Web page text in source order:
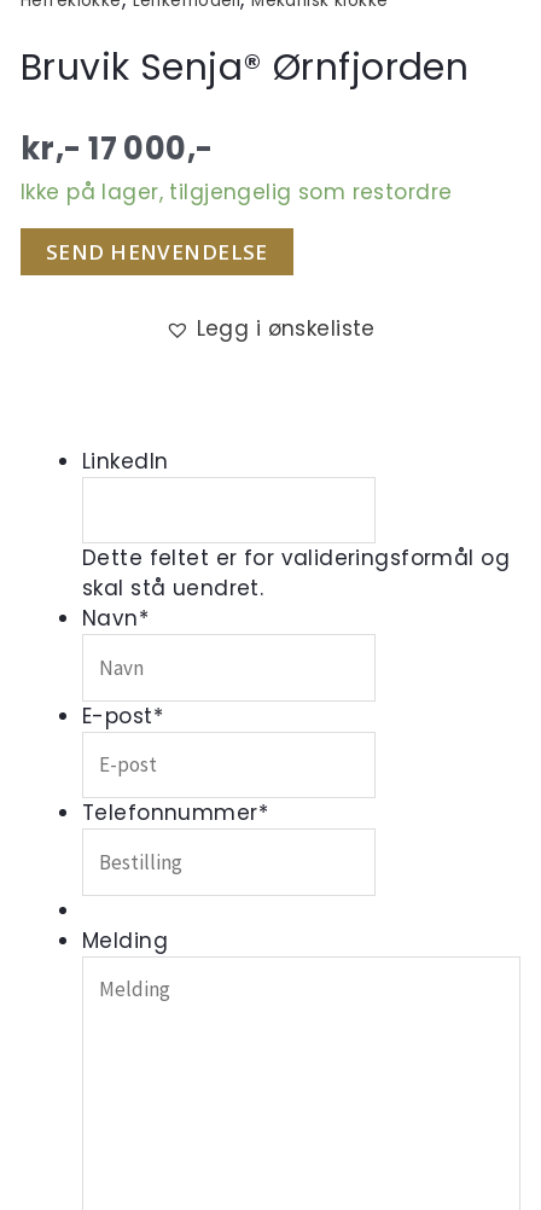
Bruvik Senja® Ørnfjorden
kr,- 17 000,-
Ikke på lager, tilgjengelig som restordre
SEND HENVENDELSE
Legg i ønskeliste
LinkedIn
Dette feltet er for valideringsformål og
skal stå uendret.
Navn*
E-post*
Telefonnummer*
Melding